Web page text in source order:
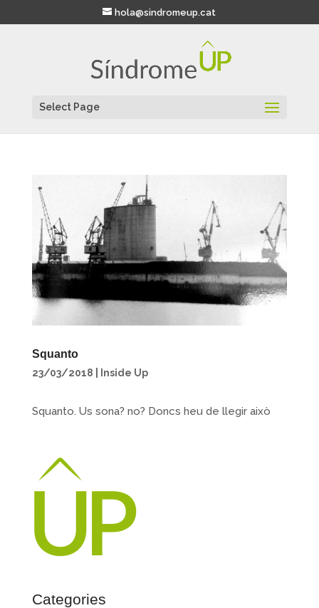
hola@sindromeup.cat
Select Page
Squanto
23/03/2018 Inside Up
Squanto. Us sona? no? Doncs heu de llegir això
Categories